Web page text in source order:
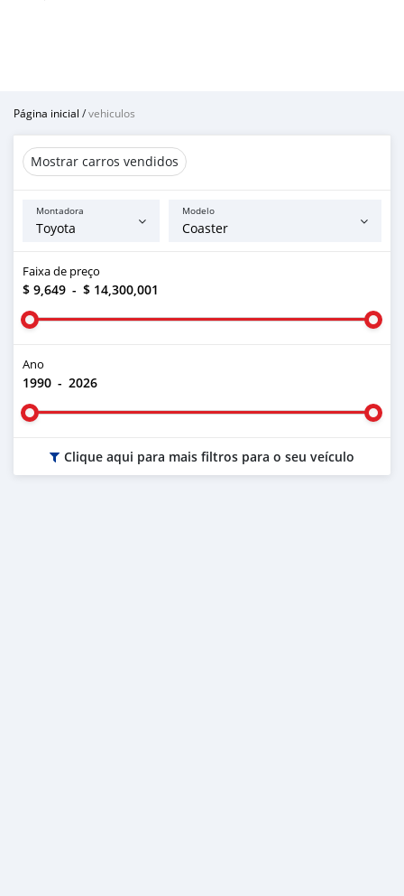
Página inicial /vehiculos
Mostrar carros vendidos
Montadora Modelo
Faixa de preço
$ 9,649 - $ 14,300,001
Ano
1990 - 2026
Clique aqui para mais filtros para o seu veículo